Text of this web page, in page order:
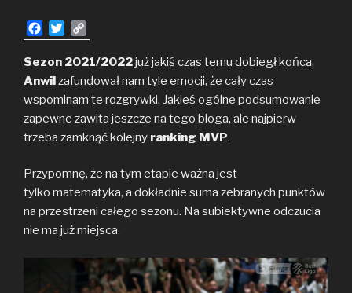
a
c
e
o
o
k
w
i
t
e
r
o
p
y
i
n
k
Sezon 2021/2022już jakiś czas temu dobiegł końca.
Anwilzafundował nam tyle emocji, że cały czas
wspominam te rozgrywki. Jakieś ogólne podsumowanie
zapewne zawita jeszcze na tego bloga, ale najpierw
trzeba zamknąć kolejny ranking MVP.
Przypomnę, że na tym etapie ważna jest
tylko matematyka, a dokładnie suma zebranych punktów
na przestrzeni całego sezonu. Na subiektywne odczucia
nie ma już miejsca.